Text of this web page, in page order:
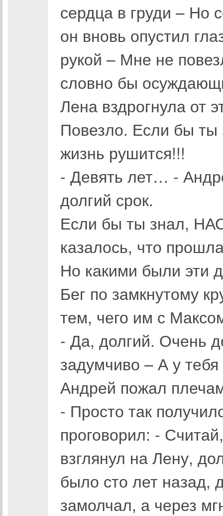
сердца в груди – Но
он вновь опустил
рукой – Мне не
словно бы
Лена вздрогнула от
Повезло. Если бы
жизнь рушится!!!
- Девять лет… -
долгий срок.
Если бы ты знал,
казалось, что
Но какими были эти
Бег по замкнутому
тем, чего им с
- Да, долгий. Очень
задумчиво – А у
Андрей пожал
- Просто так
проговорил: -
взглянул на Лену,
было сто лет назад,
замолчал, а через